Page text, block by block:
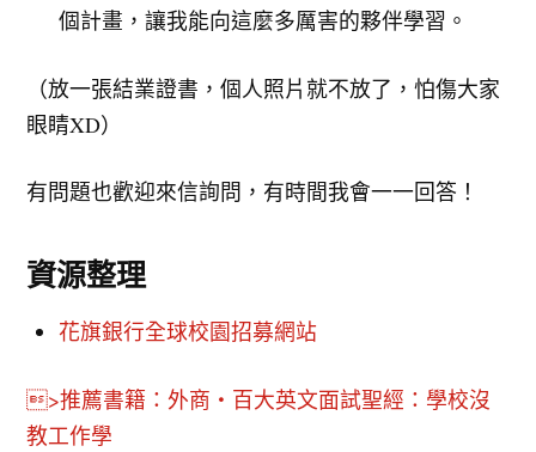
個計畫，讓我能向這麼多厲害的夥伴學習。
（放一張結業證書，個人照片就不放了，怕傷大家
眼睛XD）
有問題也歡迎來信詢問，有時間我會一一回答！
資源整理
花旗銀行全球校園招募網站
>推薦書籍：外商・百大英文面試聖經：學校沒
教工作學